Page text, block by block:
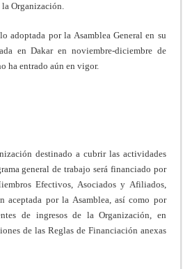
la Organización.
adoptada por la Asamblea General en su
en Dakar en noviembre-diciembre de
ha entrado aún en vigor.
destinado a cubrir las actividades
general de trabajo será financiado por
Efectivos, Asociados y Afiliados,
aceptada por la Asamblea, así como por
de ingresos de la Organización, en
de las Reglas de Financiación anexas